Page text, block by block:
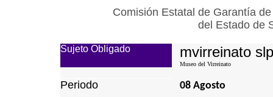
Comisión Estatal de Garantía
del Estado de
Sujeto Obligado mvirreinato slp
Museo del Virreinato
Periodo 08 Agosto